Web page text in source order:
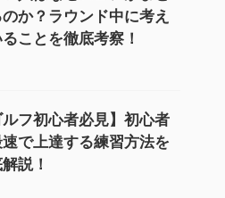
のか？ラウンド中に考え
ことを徹底考察！
ルフ初心者必見】初心者
で上達する練習方法を
説！